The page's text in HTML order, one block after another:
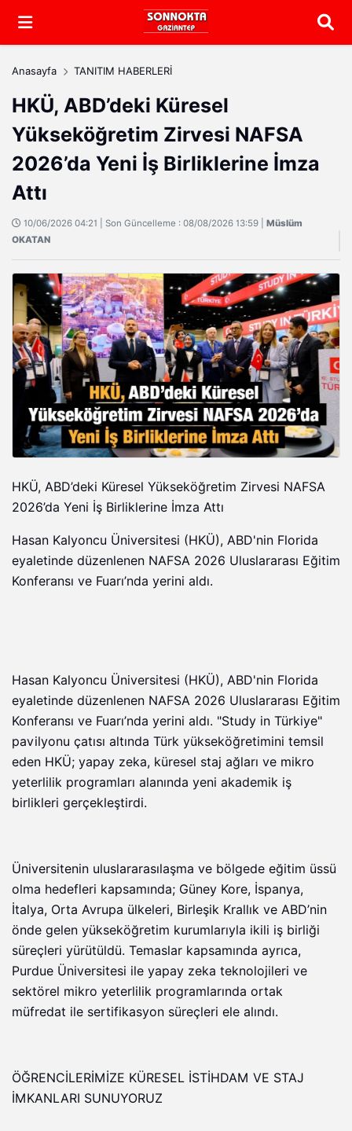
Arama
Anasayfa TANITIM HABERLERİ
HKÜ, ABD’deki Küresel
Yükseköğretim Zirvesi NAFSA
2026’da Yeni İş Birliklerine İmza
Attı
10/06/2026 04:21 | Son Güncelleme : 08/08/2026 13:59 | Müslüm
OKATAN
HKÜ, ABD’deki Küresel Yükseköğretim Zirvesi NAFSA
2026’da Yeni İş Birliklerine İmza Attı
Hasan Kalyoncu Üniversitesi (HKÜ), ABD'nin Florida
eyaletinde düzenlenen NAFSA 2026 Uluslararası Eğitim
Konferansı ve Fuarı’nda yerini aldı.
Hasan Kalyoncu Üniversitesi (HKÜ), ABD'nin Florida
eyaletinde düzenlenen NAFSA 2026 Uluslararası Eğitim
Konferansı ve Fuarı’nda yerini aldı. "Study in Türkiye"
pavilyonu çatısı altında Türk yükseköğretimini temsil
eden HKÜ; yapay zeka, küresel staj ağları ve mikro
yeterlilik programları alanında yeni akademik iş
birlikleri gerçekleştirdi.
Üniversitenin uluslararasılaşma ve bölgede eğitim üssü
olma hedefleri kapsamında; Güney Kore, İspanya,
İtalya, Orta Avrupa ülkeleri, Birleşik Krallık ve ABD’nin
önde gelen yükseköğretim kurumlarıyla ikili iş birliği
süreçleri yürütüldü. Temaslar kapsamında ayrıca,
Purdue Üniversitesi ile yapay zeka teknolojileri ve
sektörel mikro yeterlilik programlarında ortak
müfredat ile sertifikasyon süreçleri ele alındı.
ÖĞRENCİLERİMİZE KÜRESEL İSTİHDAM VE STAJ
İMKANLARI SUNUYORUZ